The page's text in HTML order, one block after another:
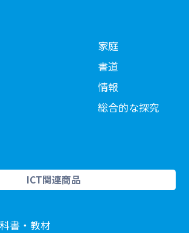
家庭
書道
情報
総合的な探究
ICT関連商品
書・教材